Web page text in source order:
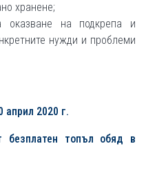
хранене;
на подкрепа и
нужди и проблеми
2020 г.
топъл обяд в